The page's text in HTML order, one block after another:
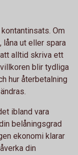
Om
låna ut eller spara
alltid skriva ett
blir tydliga
hur återbetalning
ibland vara
belåningsgrad
ekonomi klarar
din